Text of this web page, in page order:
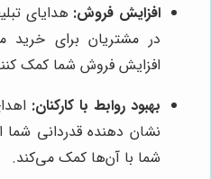
افزایش فروش: هدایای
در مشتریان برای
افزایش فروش شما کمک
بهبود روابط با کارکنان:
نشان دهنده قدردانی شما
شما با آن‌ها کمک می‌کند.